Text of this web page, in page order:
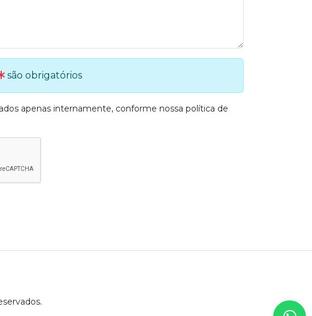
são obrigatórios
apenas internamente, conforme nossa política de
reservados.